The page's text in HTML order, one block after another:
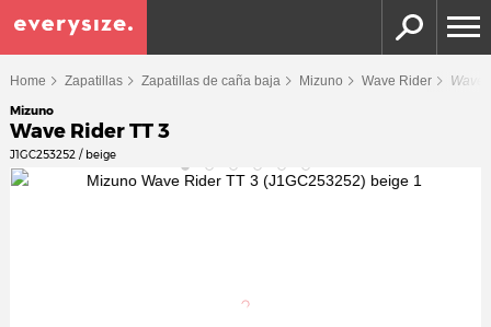
Home Zapatillas Zapatillas de caña baja Mizuno Wave Rider Wave
Mizuno
Wave Rider TT 3
J1GC253252 / beige